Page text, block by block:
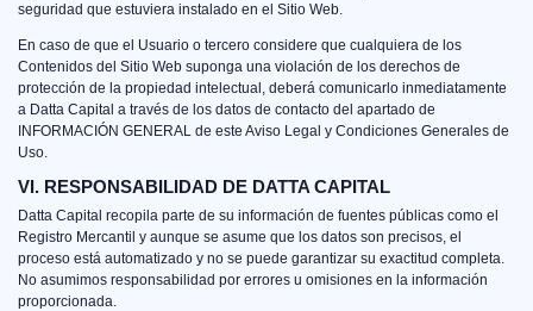
seguridad que estuviera instalado en el Sitio Web.
En caso de que el Usuario o tercero considere que cualquiera de los
Contenidos del Sitio Web suponga una violación de los derechos de
protección de la propiedad intelectual, deberá comunicarlo inmediatamente
a Datta Capital a través de los datos de contacto del apartado de
INFORMACIÓN GENERAL de este Aviso Legal y Condiciones Generales de
Uso.
VI. RESPONSABILIDAD DE DATTA CAPITAL
Datta Capital recopila parte de su información de fuentes públicas como el
Registro Mercantil y aunque se asume que los datos son precisos, el
proceso está automatizado y no se puede garantizar su exactitud completa.
No asumimos responsabilidad por errores u omisiones en la información
proporcionada.